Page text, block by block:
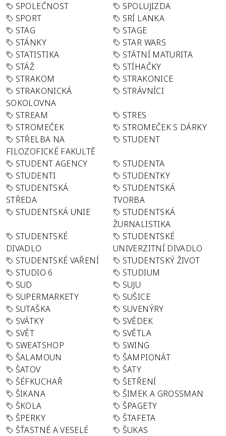
SPOLEČNOST
SPOLUJIZDA
SPORT
SRÍ LANKA
STAG
STAGE
STÁNKY
STAR WARS
STATISTIKA
STÁTNÍ MATURITA
STÁŽ
STÍHAČKY
STRAKOM
STRAKONICE
STRAKONICKÁ
SOKOLOVNA
STRÁVNÍCI
STREAM
STRES
STROMEČEK
STROMEČEK S DÁRKY
STŘELBA NA
FILOZOFICKÉ FAKULTĚ
STUDENT
STUDENT AGENCY
STUDENTA
STUDENTI
STUDENTKY
STUDENTSKÁ
STŘEDA
STUDENTSKÁ
TVORBA
STUDENTSKÁ UNIE
STUDENTSKÁ
ŽURNALISTIKA
STUDENTSKÉ
DIVADLO
STUDENTSKÉ
UNIVERZITNÍ DIVADLO
STUDENTSKÉ VAŘENÍ
STUDENTSKÝ ŽIVOT
STUDIO 6
STUDIUM
SUD
SUJU
SUPERMARKETY
SUŠICE
SUTAŠKA
SUVENÝRY
SVÁTKY
SVĚDEK
SVĚT
SVĚTLA
SWEATSHOP
SWING
ŠALAMOUN
ŠAMPIONÁT
ŠATOV
ŠATY
ŠÉFKUCHAŘ
ŠETŘENÍ
ŠIKANA
ŠIMEK A GROSSMAN
ŠKOLA
ŠPAGETY
ŠPERKY
ŠTAFETA
ŠŤASTNÉ A VESELÉ
ŠUKAS